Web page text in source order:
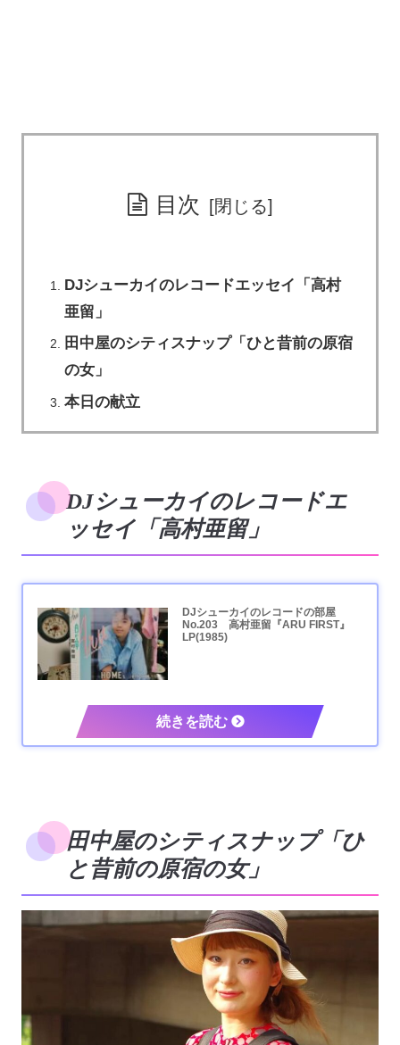
目次
DJシューカイのレコードエッセイ「高村
亜留」
田中屋のシティスナップ「ひと昔前の原宿
の女」
本日の献立
DJシューカイのレコードエ
ッセイ「高村亜留」
DJシューカイのレコードの部屋
No.203 高村亜留『ARU FIRST』
LP(1985)
田中屋のシティスナップ「ひ
と昔前の原宿の女」